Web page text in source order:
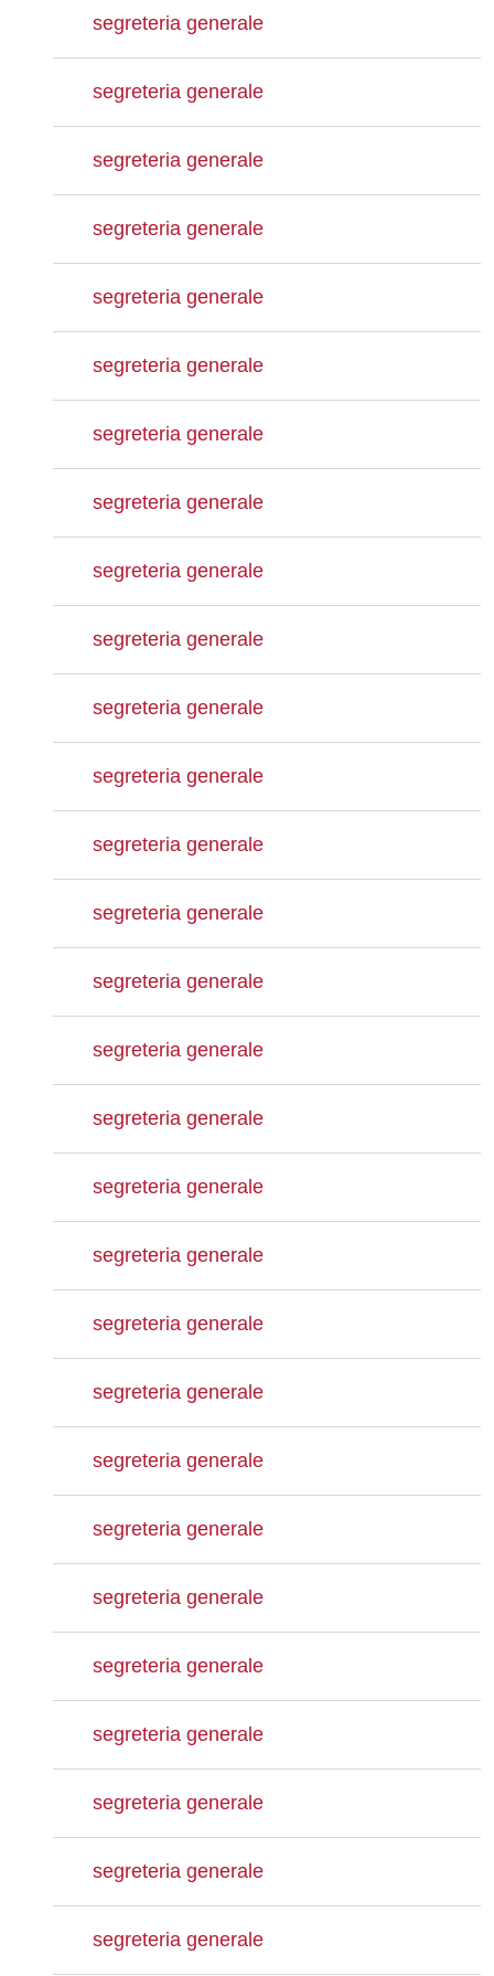
segreteria generale
segreteria generale
segreteria generale
segreteria generale
segreteria generale
segreteria generale
segreteria generale
segreteria generale
segreteria generale
segreteria generale
segreteria generale
segreteria generale
segreteria generale
segreteria generale
segreteria generale
segreteria generale
segreteria generale
segreteria generale
segreteria generale
segreteria generale
segreteria generale
segreteria generale
segreteria generale
segreteria generale
segreteria generale
segreteria generale
segreteria generale
segreteria generale
segreteria generale